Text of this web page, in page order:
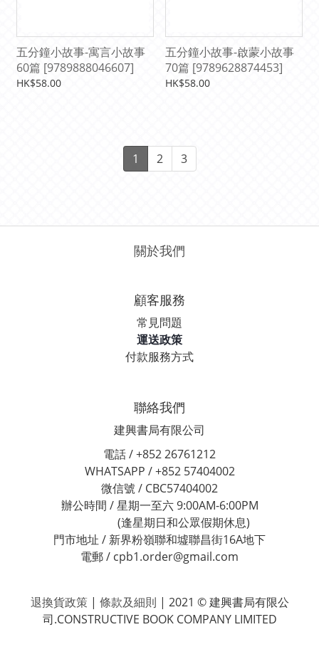
五分鐘小故事-寓言小故事
60篇 [9789888046607]
HK$58.00
五分鐘小故事-啟蒙小故事
70篇 [9789628874453]
HK$58.00
1 2 3
關於我們
顧客服務
常見問題
運送政策
付款服務方式
聯絡我們
建興書局有限公司
電話 / +852 26761212
WHATSAPP / +852 57404002
微信號 / CBC57404002
辦公時間 / 星期一至六 9:00AM-6:00PM
(逢星期日和公眾假期休息)
門市地址 / 新界粉嶺聯和墟聯昌街16A地下
電郵 / cpb1.order@gmail.com
退換貨政策| 條款及細則 | 2021 © 建興書局有限公
司.CONSTRUCTIVE BOOK COMPANY LIMITED